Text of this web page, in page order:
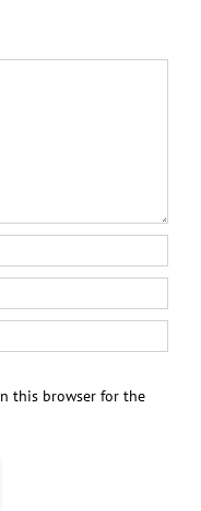
this browser for the